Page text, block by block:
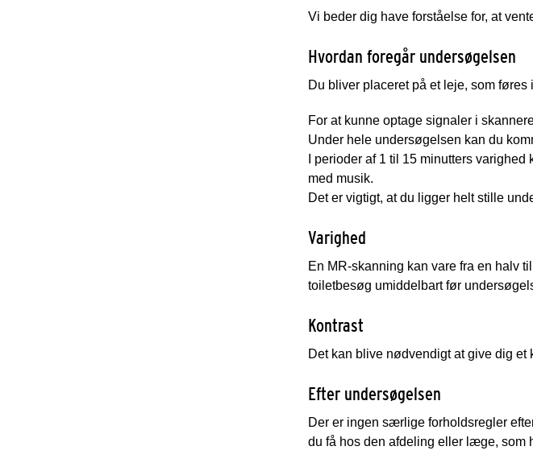
Vi beder dig have forståelse for, at
Hvordan foregår undersøgelsen
Du bliver placeret på et leje, som
For at kunne optage signaler i
Under hele undersøgelsen kan du
I perioder af 1 til 15 minutters
med musik.
Det er vigtigt, at du ligger helt stille
Varighed
En MR-skanning kan vare fra en halv
toiletbesøg umiddelbart før
Kontrast
Det kan blive nødvendigt at give dig et
Efter undersøgelsen
Der er ingen særlige forholdsregler
du få hos den afdeling eller læge, som